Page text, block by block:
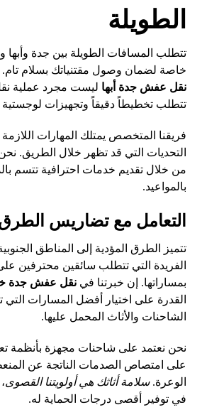
الطويلة
تتطلب المسافات الطويلة بين جدة
خاصة لضمان وصول مقتنياتك بسلام
نقل عفش جدة أبها ليست مجرد عملية
تتطلب تخطيطاً دقيقاً وتجهيزات
فريقنا المتخصص يمتلك المهارات
التحديات التي قد تظهر خلال الطريق.
من خلال تقديم خدمات احترافية تتسم
بالمواعيد.
التعامل مع تضاريس
تتميز الطرق المؤدية إلى المناطق
الفريدة التي تتطلب سائقين محترفين
بمساراتها. إن خبرتنا فينقل عفش جدة
القدرة على اختيار أفضل المسارات
الشاحنات والأثاث المحمل عليها.
نحن نعتمد على شاحنات مجهزة بأنظمة
على امتصاص الصدمات الناتجة عن
الوعرة.سلامة أثاثك هي أولويتنا القصوى
في توفير أقصى درجات الحماية له.